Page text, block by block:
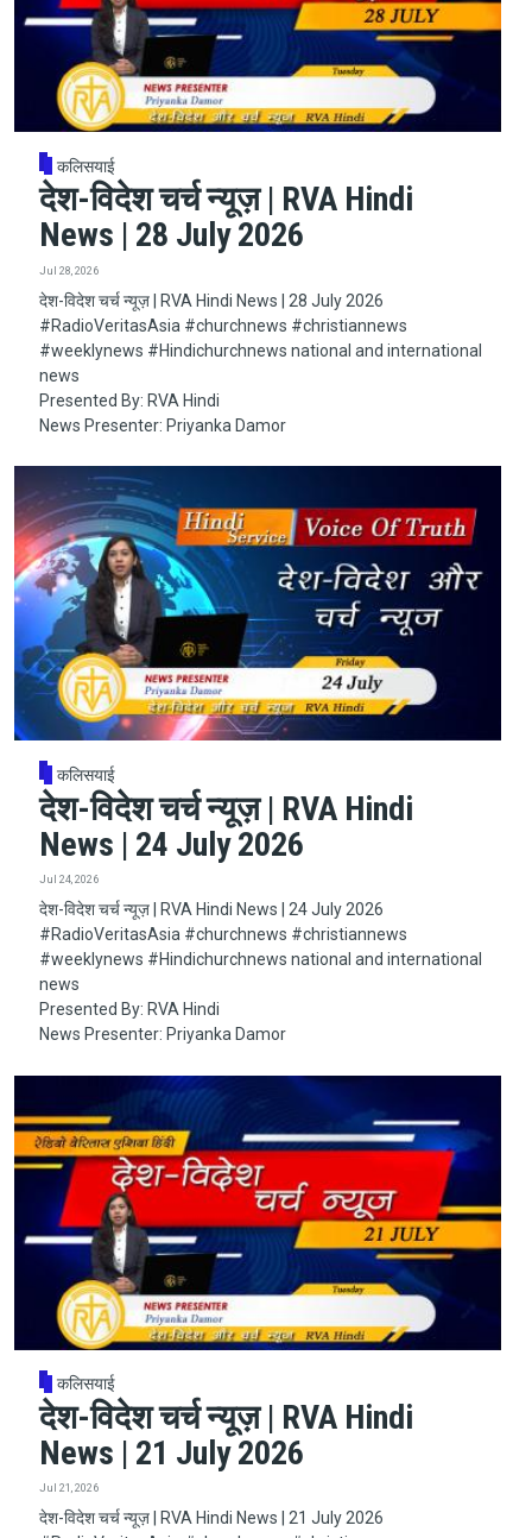
कलिसयाई
देश-विदेश चर्च न्यूज़ | RVA Hindi
News | 28 July 2026
Jul 28, 2026
देश-विदेश चर्च न्यूज़ | RVA Hindi News | 28 July 2026
#RadioVeritasAsia​​​​​ #churchnews​​​​​ #christiannews​​​​​
#weeklynews​ #Hindichurchnews national and international
news
Presented By: RVA Hindi
News Presenter: Priyanka Damor
कलिसयाई
देश-विदेश चर्च न्यूज़ | RVA Hindi
News | 24 July 2026
Jul 24, 2026
देश-विदेश चर्च न्यूज़ | RVA Hindi News | 24 July 2026
#RadioVeritasAsia​​​​​ #churchnews​​​​​ #christiannews​​​​​
#weeklynews​ #Hindichurchnews national and international
news
Presented By: RVA Hindi
News Presenter: Priyanka Damor
कलिसयाई
देश-विदेश चर्च न्यूज़ | RVA Hindi
News | 21 July 2026
Jul 21, 2026
देश-विदेश चर्च न्यूज़ | RVA Hindi News | 21 July 2026